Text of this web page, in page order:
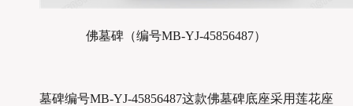
佛墓碑（编号MB-YJ-45856487）
墓碑编号MB-YJ-45856487这款佛墓碑底座采用莲花座